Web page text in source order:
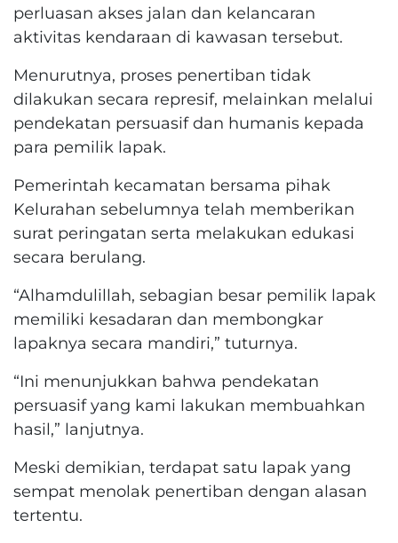
perluasan akses jalan dan kelancaran
aktivitas kendaraan di kawasan tersebut.
Menurutnya, proses penertiban tidak
dilakukan secara represif, melainkan melalui
pendekatan persuasif dan humanis kepada
para pemilik lapak.
Pemerintah kecamatan bersama pihak
Kelurahan sebelumnya telah memberikan
surat peringatan serta melakukan edukasi
secara berulang.
“Alhamdulillah, sebagian besar pemilik lapak
memiliki kesadaran dan membongkar
lapaknya secara mandiri,” tuturnya.
“Ini menunjukkan bahwa pendekatan
persuasif yang kami lakukan membuahkan
hasil,” lanjutnya.
Meski demikian, terdapat satu lapak yang
sempat menolak penertiban dengan alasan
tertentu.